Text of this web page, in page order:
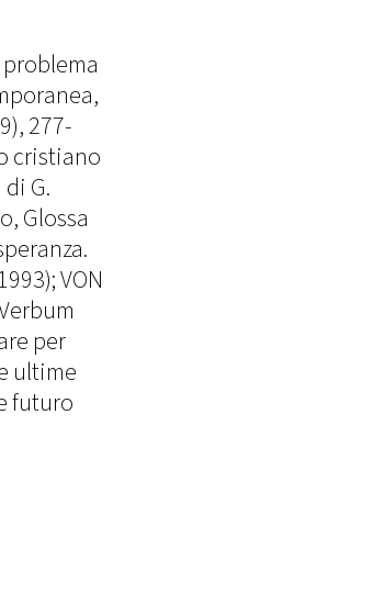
problema
277-
cristiano
G.
Glossa
VON
per
ultime
futuro